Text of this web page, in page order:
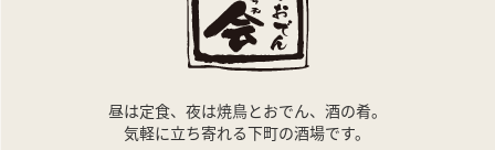
昼は定食、夜は焼鳥とおでん、酒の肴。
気軽に立ち寄れる下町の酒場です。